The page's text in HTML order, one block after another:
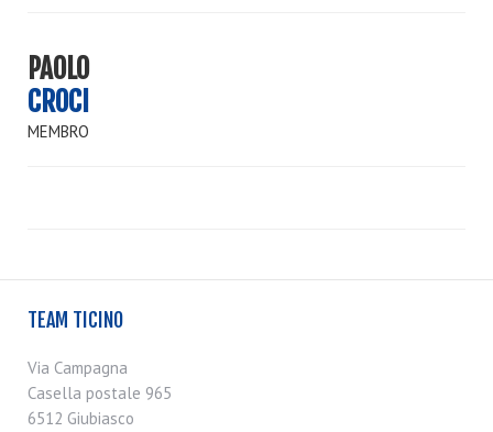
PAOLO
CROCI
MEMBRO
TEAM TICINO
Via Campagna
Casella postale 965
6512 Giubiasco